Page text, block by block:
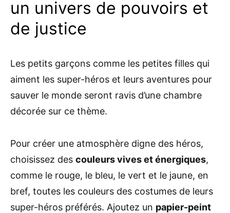
un univers de pouvoirs et
de justice
Les petits garçons comme les petites filles qui
aiment les super-héros et leurs aventures pour
sauver le monde seront ravis d’une chambre
décorée sur ce thème.
Pour créer une atmosphère digne des héros,
choisissez des couleurs vives et énergiques,
comme le rouge, le bleu, le vert et le jaune, en
bref, toutes les couleurs des costumes de leurs
super-héros préférés. Ajoutez un papier-peint